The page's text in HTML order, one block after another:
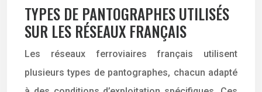
TYPES DE PANTOGRAPHES UTILISÉS
SUR LES RÉSEAUX FRANÇAIS
Les réseaux ferroviaires français utilisent
plusieurs types de pantographes, chacun adapté